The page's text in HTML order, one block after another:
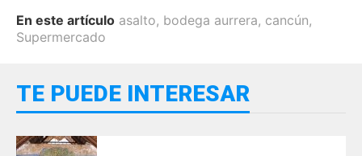
En este artículo asalto, bodega aurrera, cancún,
Supermercado
TE PUEDE INTERESAR